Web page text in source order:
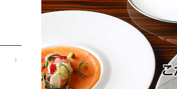
コーディネート
編集部のおすすめコーディネート